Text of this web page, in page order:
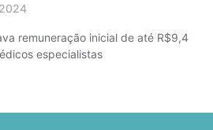
remuneração inicial de até R$9,4
especialistas